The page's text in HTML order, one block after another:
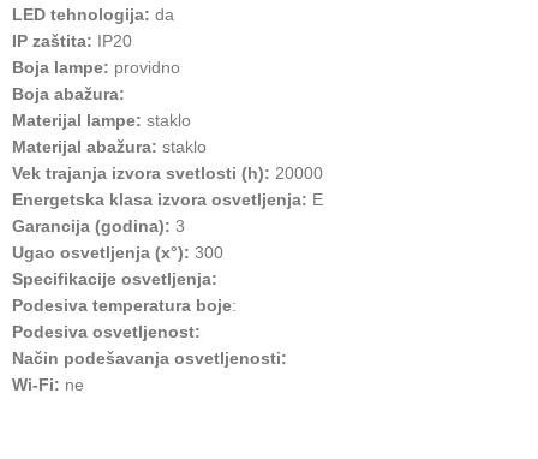
LED tehnologija: da
IP zaštita: IP20
Boja lampe: providno
Boja abažura:
Materijal lampe: staklo
Materijal abažura: staklo
Vek trajanja izvora svetlosti (h): 20000
Energetska klasa izvora osvetljenja: E
Garancija (godina): 3
Ugao osvetljenja (x°): 300
Specifikacije osvetljenja:
Podesiva temperatura boje:
Podesiva osvetljenost:
Način podešavanja osvetljenosti:
Wi-Fi: ne